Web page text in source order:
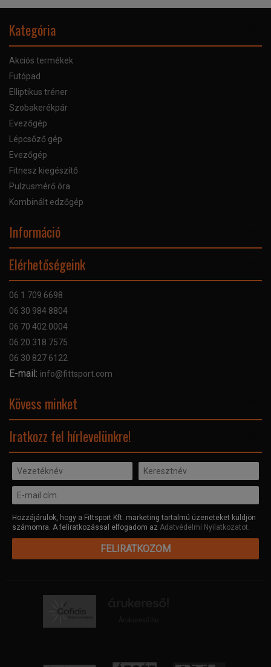
Kategória
Akciós termékek
Futópad
Elliptikus tréner
Szobakerékpár
Evezőgép
Lépcsőző gép
Evezőgép
Fitnesz kiegészítő
Pulzusmérő óra
Kombinált edzőgép
Információ
Bankkártyás fizetés
Adatvédelmi nyilatkozat
Elérhetőségeink
06 1 709 6698
06 30 984 8804
06 70 402 0004
06 20 318 7575
06 30 827 6122
E-mail: info@fittsport.com
Kövess minket
Iratkozz fel hírlevelünkre!
Hozzájárulok, hogy a Fittsport Kft. marketing tartalmú üzeneteket küldjön
számomra. A feliratkozással elfogadom az Adatvédelmi Nyilatkozatot.
FELIRATKOZOM